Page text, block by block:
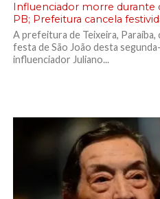
Influenciador morre durante
PB; Prefeitura cancela
A prefeitura de Teixeira, Paraíba,
festa de São João desta
influenciador Juliano...